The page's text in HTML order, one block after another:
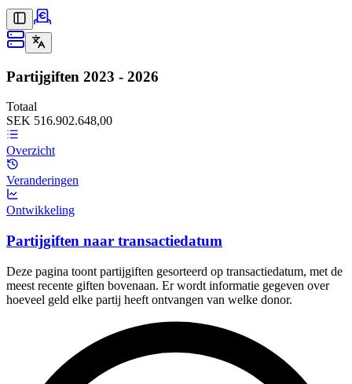
Partijgiften 2023 - 2026
Totaal
SEK 516.902.648,00
Overzicht
Veranderingen
Ontwikkeling
Partijgiften naar transactiedatum
Deze pagina toont partijgiften gesorteerd op transactiedatum, met de
meest recente giften bovenaan. Er wordt informatie gegeven over
hoeveel geld elke partij heeft ontvangen van welke donor.